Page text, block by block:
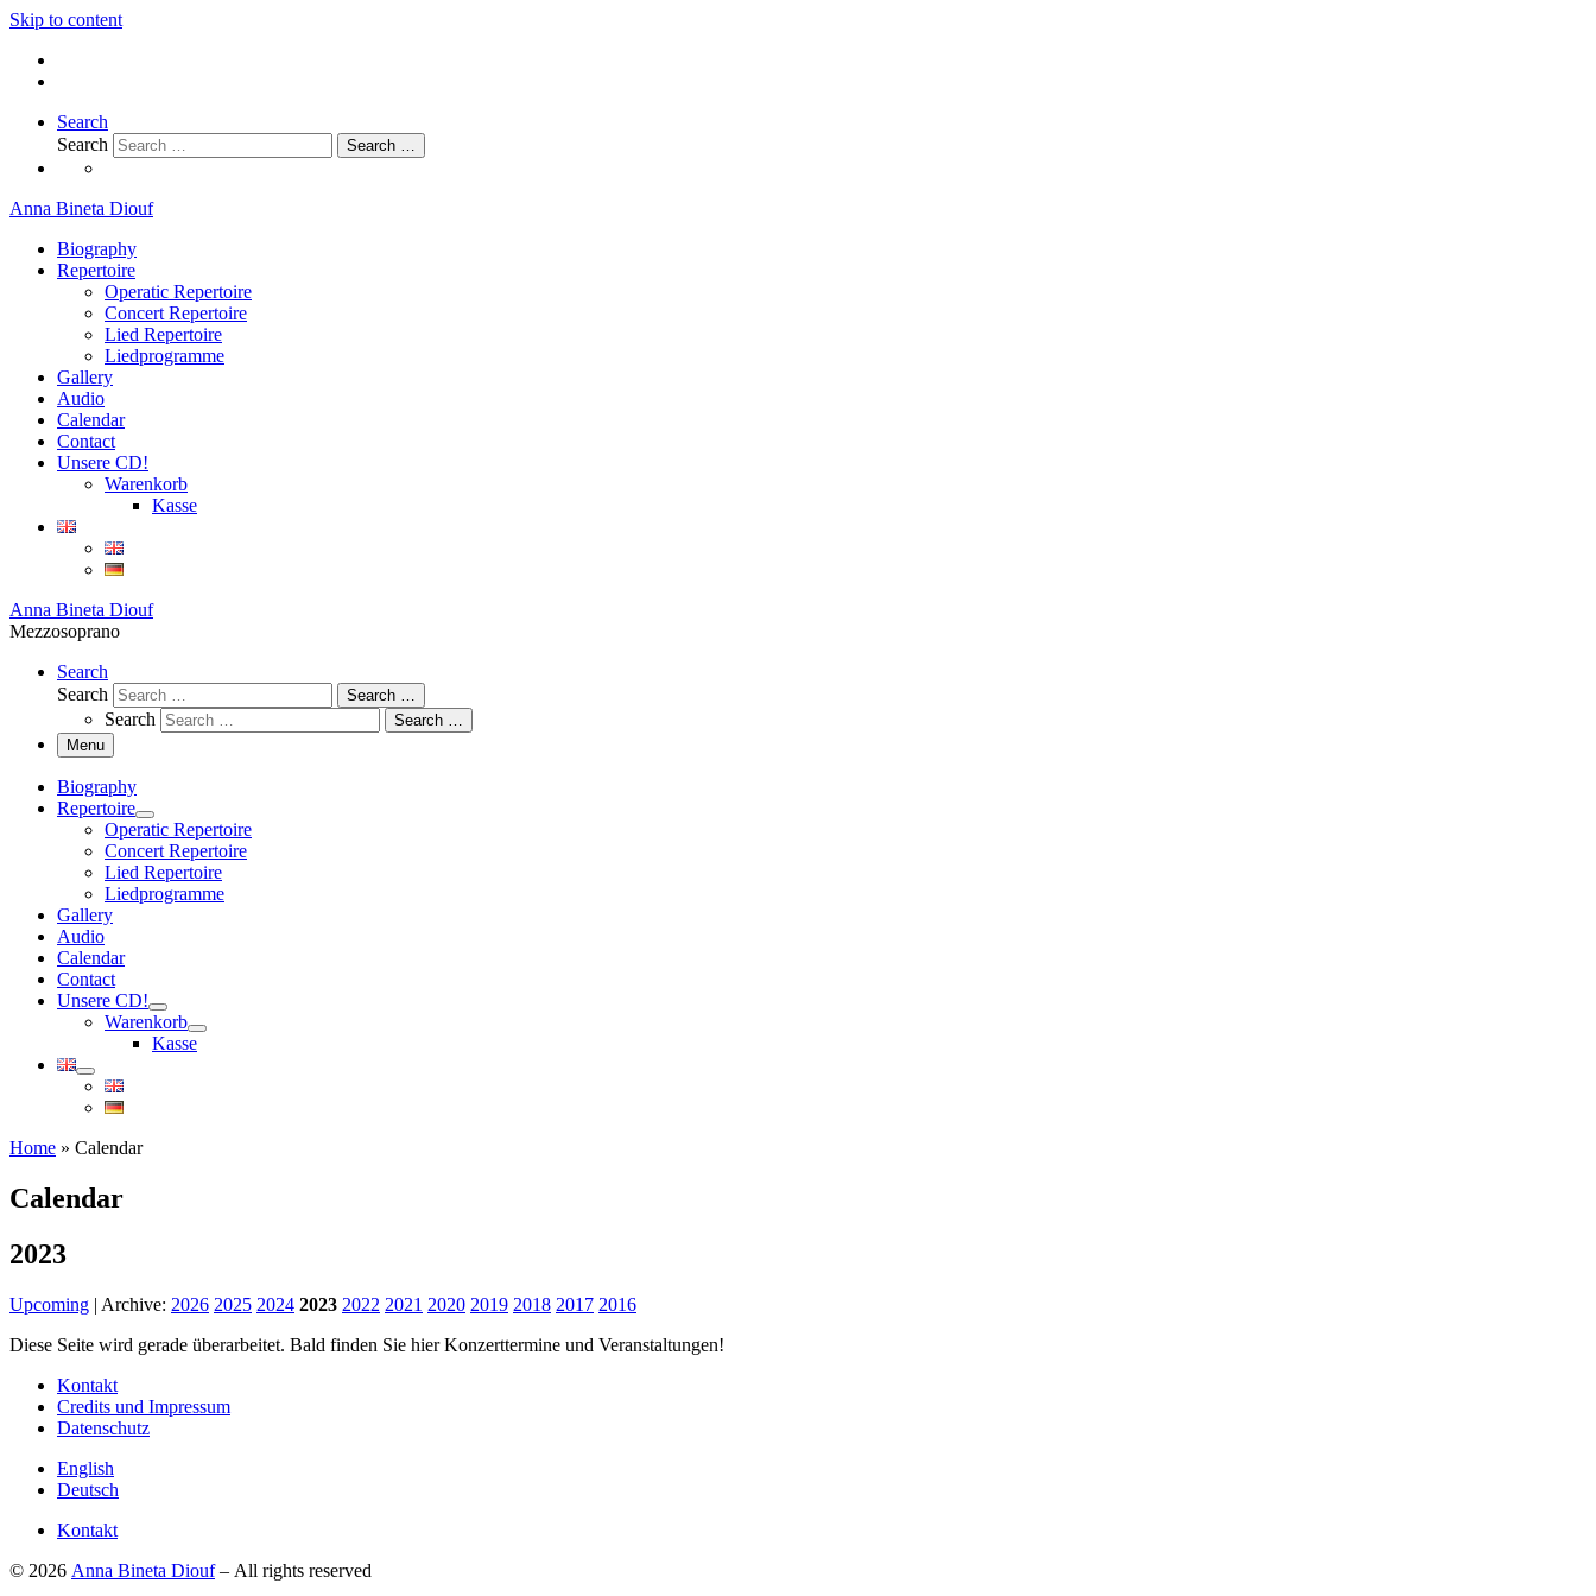
Skip to content
Search
Search
Search …
Anna Bineta Diouf
Biography
Repertoire
Operatic Repertoire
Concert Repertoire
Lied Repertoire
Liedprogramme
Gallery
Audio
Calendar
Contact
Unsere CD!
Warenkorb
Kasse
Anna Bineta Diouf
Mezzosoprano
Search
Search
Search …
Search
Search …
Menu
Biography
Repertoire
Operatic Repertoire
Concert Repertoire
Lied Repertoire
Liedprogramme
Gallery
Audio
Calendar
Contact
Unsere CD!
Warenkorb
Kasse
Home » Calendar
Calendar
2023
Upcoming | Archive: 2026 2025 2024 2023 2022 2021 2020 2019 2018 2017 2016
Diese Seite wird gerade überarbeitet. Bald finden Sie hier Konzerttermine und Veranstaltungen!
Kontakt
Credits und Impressum
Datenschutz
English
Deutsch
Kontakt
© 2026 Anna Bineta Diouf– All rights reserved